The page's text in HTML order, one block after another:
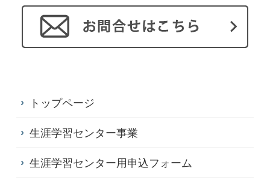
トップページ
生涯学習センター事業
生涯学習センター用申込フォーム